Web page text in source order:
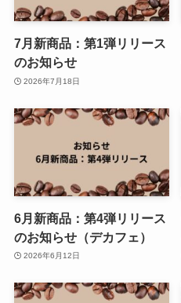
7月新商品：第1弾リリース
のお知らせ
2026年7月18日
6月新商品：第4弾リリース
のお知らせ（デカフェ）
2026年6月12日